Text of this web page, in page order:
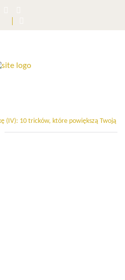
(IV): 10 tricków, które powiększą Twoją